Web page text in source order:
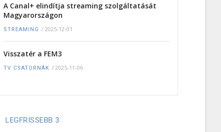
A Canal+ elindítja streaming szolgáltatását
Magyarországon
STREAMING / 2025-12-01
Visszatér a FEM3
TV CSATORNÁK / 2025-11-06
LEGFRISSEBB 3